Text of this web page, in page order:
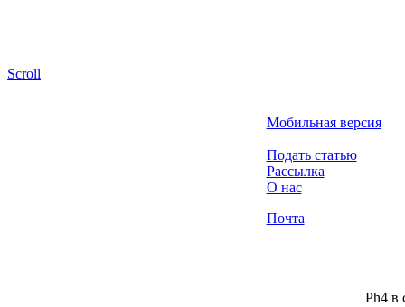
Scroll
Мобильная версия
Подать статью
Рассылка
О нас
Почта
Ph4 в